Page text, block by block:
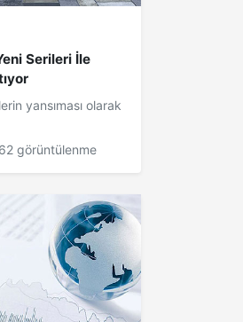
Serileri İle
yansıması olarak
görüntülenme